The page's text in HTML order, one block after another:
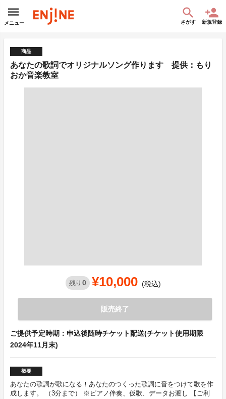
メニュー さがす 新規登録
商品
あなたの歌詞でオリジナルソング作ります 提供：もり
おか音楽教室
残り 0 ¥10,000 (税込)
販売終了
ご提供予定時期：申込後随時チケット配送(チケット使用期限
2024年11月末)
概要
あなたの歌詞が歌になる！あなたのつくった歌詞に音をつけて歌を作
成します。 （3分まで） ※ピアノ伴奏、仮歌、データお渡し 【ご利